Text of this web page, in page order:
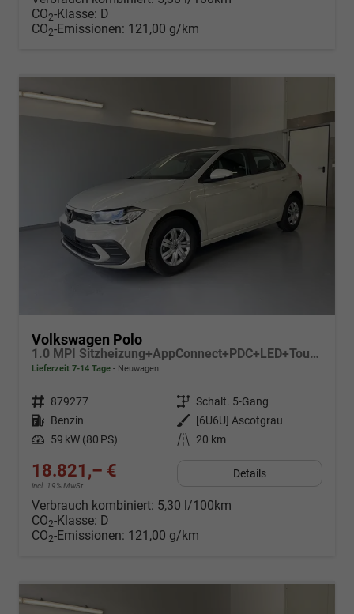
CO2-Klasse: D
CO2-Emissionen: 121,00 g/km
Volkswagen Polo
1.0 MPI Sitzheizung+AppConnect+PDC+LED+Touch+Lichtsensor+MultiLenkrad
Lieferzeit 7-14 Tage Neuwagen
Fahrzeugnr. 879277 Getriebe Schalt. 5-Gang
Kraftstoff Benzin Außenfarbe
[6U6U] Ascotgrau
Leistung 59 kW (80 PS) Kilometerstand 20 km
18.821,– €
incl. 19% MwSt.
Details
Verbrauch kombiniert: 5,30 l/100km
CO2-Klasse: D
CO2-Emissionen: 121,00 g/km